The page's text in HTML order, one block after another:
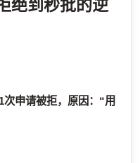
绝到秒批的逆
申请被拒，原因：“用